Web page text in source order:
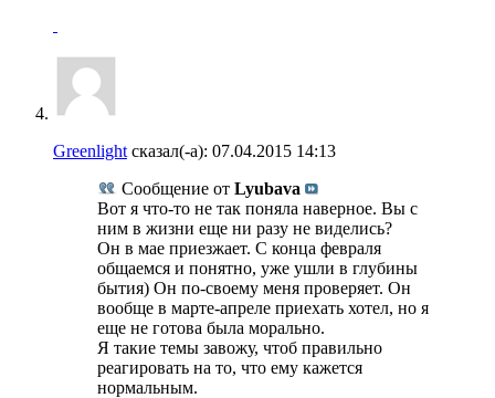
Greenlight сказал(-а): 07.04.2015 14:13
Сообщение от Lyubava
Вот я что-то не так поняла наверное. Вы с
ним в жизни еще ни разу не виделись?
Он в мае приезжает. С конца февраля
общаемся и понятно, уже ушли в глубины
бытия) Он по-своему меня проверяет. Он
вообще в марте-апреле приехать хотел, но я
еще не готова была морально.
Я такие темы завожу, чтоб правильно
реагировать на то, что ему кажется
нормальным.